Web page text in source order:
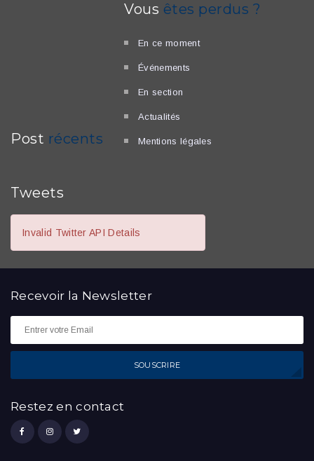
Post récents
Vous êtes perdus ?
En ce moment
Événements
En section
Actualités
Mentions légales
Tweets
Invalid Twitter API Details
Recevoir la Newsletter
SOUSCRIRE
Restez en contact